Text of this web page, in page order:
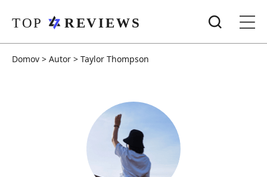
Domov > Autor > Taylor Thompson